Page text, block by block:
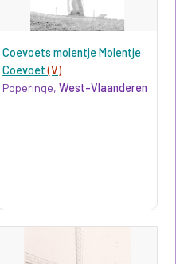
Coevoets molentje Molentje
Coevoet(V)
Poperinge,West-Vlaanderen